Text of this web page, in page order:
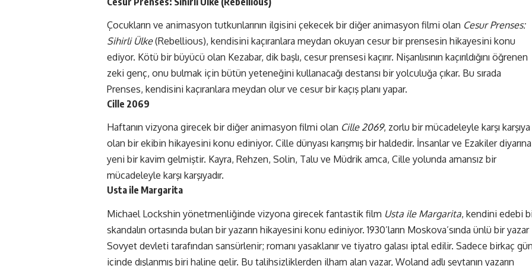
Çocukların ve animasyon tutkunlarının ilgisini çekecek bir diğer animasyon filmi olan Cesur Prenses:
Sihirli Ülke(Rebellious), kendisini kaçıranlara meydan okuyan cesur bir prensesin hikayesini konu
ediyor. Kötü bir büyücü olan Kezabar, dik başlı, cesur prensesi kaçırır. Nişanlısının kaçırıldığını öğrenen
zeki genç, onu bulmak için bütün yeteneğini kullanacağı destansı bir yolculuğa çıkar. Bu sırada
Prenses, kendisini kaçıranlara meydan olur ve cesur bir kaçış planı yapar.
Cille 2069
Haftanın vizyona girecek bir diğer animasyon filmi olan Cille 2069, zorlu bir mücadeleyle karşı karşıya
olan bir ekibin hikayesini konu ediniyor. Cille dünyası karışmış bir haldedir. İnsanlar ve Ezakiler diyarına
yeni bir kavim gelmiştir. Kayra, Rehzen, Solin, Talu ve Müdrik amca, Cille yolunda amansız bir
mücadeleyle karşı karşıyadır.
Usta ile Margarita
Michael Lockshin yönetmenliğinde vizyona girecek fantastik film Usta ile Margarita, kendini edebi
skandalın ortasında bulan bir yazarın hikayesini konu ediniyor. 1930’ların Moskova’sında ünlü bir yazar
Sovyet devleti tarafından sansürlenir; romanı yasaklanır ve tiyatro galası iptal edilir. Sadece birkaç gün
içinde dışlanmış biri haline gelir. Bu talihsizliklerden ilham alan yazar, Woland adlı şeytanın yazarın